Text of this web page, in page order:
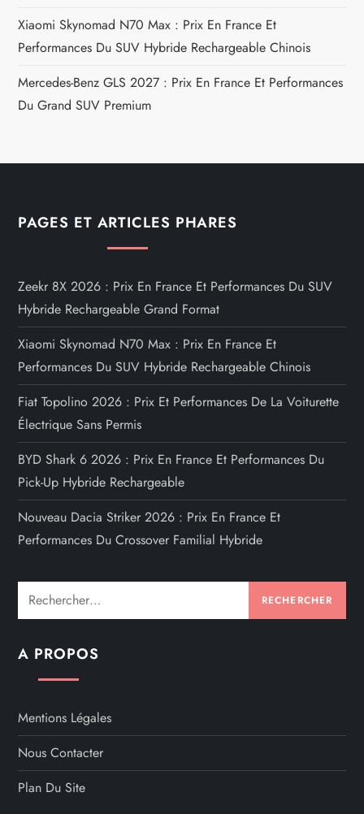
Xiaomi Skynomad N70 Max : Prix En France Et
Performances Du SUV Hybride Rechargeable Chinois
Mercedes-Benz GLS 2027 : Prix En France Et Performances
Du Grand SUV Premium
PAGES ET ARTICLES PHARES
Zeekr 8X 2026 : Prix En France Et Performances Du SUV
Hybride Rechargeable Grand Format
Xiaomi Skynomad N70 Max : Prix En France Et
Performances Du SUV Hybride Rechargeable Chinois
Fiat Topolino 2026 : Prix Et Performances De La Voiturette
Électrique Sans Permis
BYD Shark 6 2026 : Prix En France Et Performances Du
Pick-Up Hybride Rechargeable
Nouveau Dacia Striker 2026 : Prix En France Et
Performances Du Crossover Familial Hybride
Rechercher :
A PROPOS
Mentions Légales
Nous Contacter
Plan Du Site